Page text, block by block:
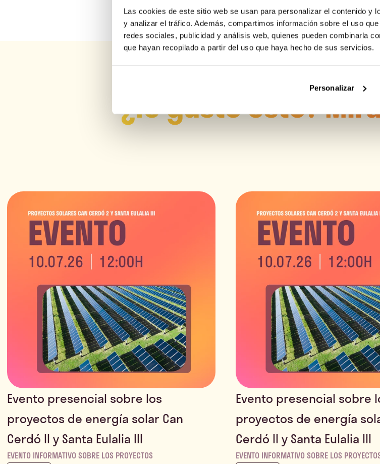
Las cookies de este sitio web se usan para personalizar el contenido y
y analizar el tráfico. Además, compartimos información sobre el uso
redes sociales, publicidad y análisis web, quienes pueden combinarla
que hayan recopilado a partir del uso que haya hecho de sus servicios.
Personalizar
¿Te gustó esto?
Evento presencial sobre los
proyectos de energía solar Can
Cerdó II y Santa Eulalia III
EVENTO INFORMATIVO SOBRE LOS PROYECTOS
Evento presencial sobre
proyectos de energía
Cerdó II y Santa Eulalia III
EVENTO INFORMATIVO SOBRE LOS